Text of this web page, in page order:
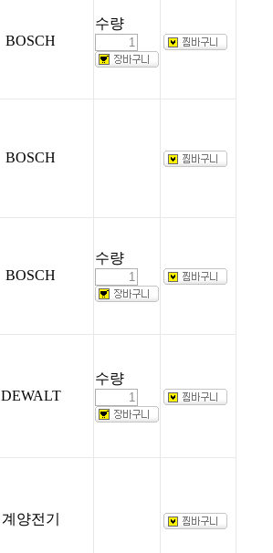
BOSCH
수량
BOSCH
BOSCH
수량
DEWALT
수량
계양전기